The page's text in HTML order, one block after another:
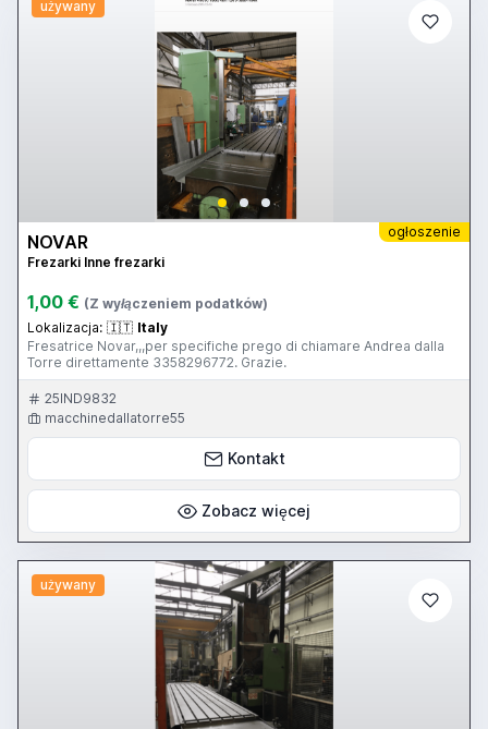
używany
ogłoszenie
NOVAR
Frezarki Inne frezarki
1,00 € (Z wyłączeniem podatków)
Lokalizacja: 🇮🇹 Italy
Fresatrice Novar,,,per specifiche prego di chiamare Andrea dalla
Torre direttamente 3358296772. Grazie.
25IND9832
macchinedallatorre55
Kontakt
Zobacz więcej
używany